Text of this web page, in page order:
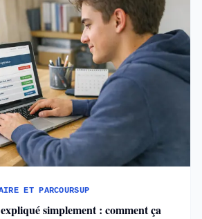
ET PARCOURSUP
simplement : comment ça